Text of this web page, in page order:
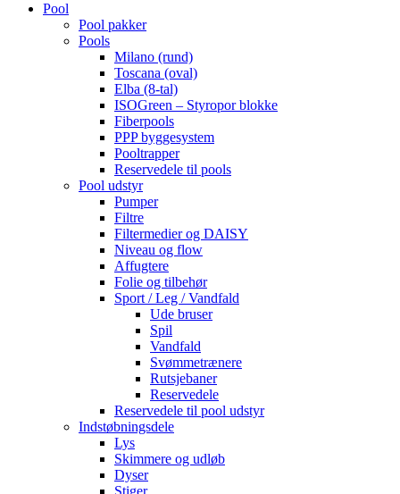
Pool
Pool pakker
Pools
Milano (rund)
Toscana (oval)
Elba (8-tal)
ISOGreen – Styropor blokke
Fiberpools
PPP byggesystem
Pooltrapper
Reservedele til pools
Pool udstyr
Pumper
Filtre
Filtermedier og DAISY
Niveau og flow
Affugtere
Folie og tilbehør
Sport / Leg / Vandfald
Ude bruser
Spil
Vandfald
Svømmetrænere
Rutsjebaner
Reservedele
Reservedele til pool udstyr
Indstøbningsdele
Lys
Skimmere og udløb
Dyser
Stiger